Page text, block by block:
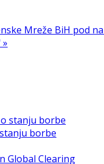
Mreže BiH pod
borbe